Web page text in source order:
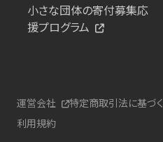
小さな団体の寄付募集応
援プログラム
運営会社 特定商取引法に基づ
利用規約